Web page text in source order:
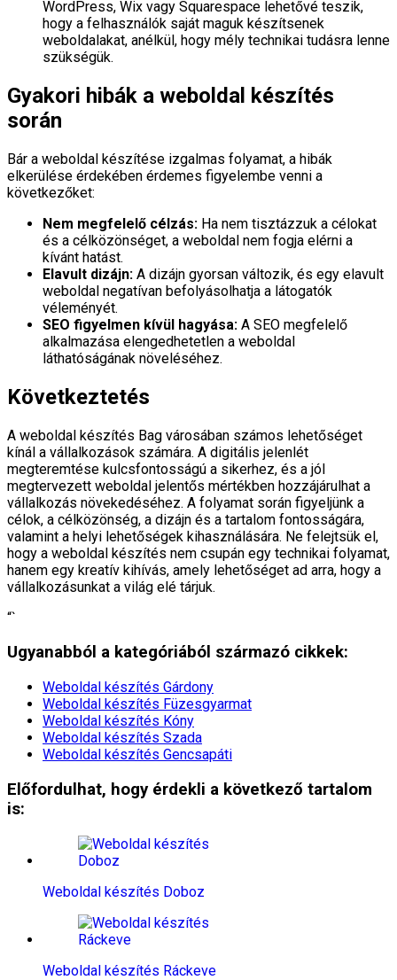
WordPress, Wix vagy Squarespace lehetővé teszik,
hogy a felhasználók saját maguk készítsenek
weboldalakat, anélkül, hogy mély technikai tudásra lenne
szükségük.
Gyakori hibák a weboldal készítés
során
Bár a weboldal készítése izgalmas folyamat, a hibák
elkerülése érdekében érdemes figyelembe venni a
következőket:
Nem megfelelő célzás: Ha nem tisztázzuk a célokat
és a célközönséget, a weboldal nem fogja elérni a
kívánt hatást.
Elavult dizájn: A dizájn gyorsan változik, és egy elavult
weboldal negatívan befolyásolhatja a látogatók
véleményét.
SEO figyelmen kívül hagyása: A SEO megfelelő
alkalmazása elengedhetetlen a weboldal
láthatóságának növeléséhez.
Következtetés
A weboldal készítés Bag városában számos lehetőséget
kínál a vállalkozások számára. A digitális jelenlét
megteremtése kulcsfontosságú a sikerhez, és a jól
megtervezett weboldal jelentős mértékben hozzájárulhat a
vállalkozás növekedéséhez. A folyamat során figyeljünk a
célok, a célközönség, a dizájn és a tartalom fontosságára,
valamint a helyi lehetőségek kihasználására. Ne felejtsük el,
hogy a weboldal készítés nem csupán egy technikai folyamat,
hanem egy kreatív kihívás, amely lehetőséget ad arra, hogy a
vállalkozásunkat a világ elé tárjuk.
“`
Ugyanabból a kategóriából származó cikkek:
Weboldal készítés​ Gárdony
Weboldal készítés​ Füzesgyarmat
Weboldal készítés​ Kóny
Weboldal készítés​ Szada
Weboldal készítés​ Gencsapáti
Előfordulhat, hogy érdekli a következő tartalom
is:
Weboldal készítés​ Doboz
Weboldal készítés​ Ráckeve